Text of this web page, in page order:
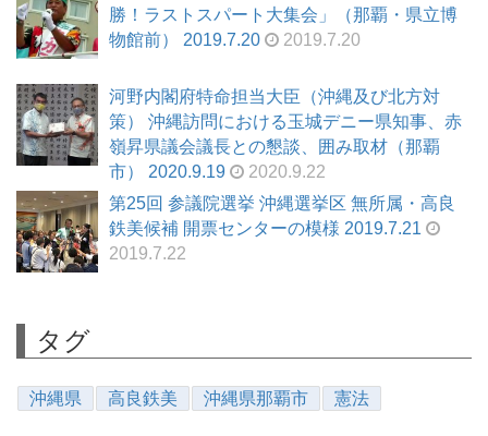
勝！ラストスパート大集会」（那覇・県立博
物館前） 2019.7.20
2019.7.20
河野内閣府特命担当大臣（沖縄及び北方対
策） 沖縄訪問における玉城デニー県知事、赤
嶺昇県議会議長との懇談、囲み取材（那覇
市） 2020.9.19
2020.9.22
第25回 参議院選挙 沖縄選挙区 無所属・高良
鉄美候補 開票センターの模様 2019.7.21
2019.7.22
タグ
沖縄県 高良鉄美 沖縄県那覇市 憲法